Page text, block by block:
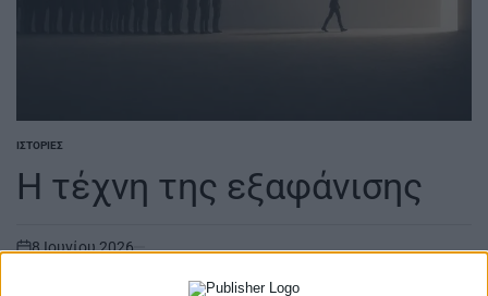
POSTED
ΙΣΤΟΡΊΕΣ
Η τέχνη της εξαφάνισης
on
8 Ιουνίου 2026
... | Νικολέτα Γερολιμίνη | Η τέχνη της εξαφάνισης | Kάθε